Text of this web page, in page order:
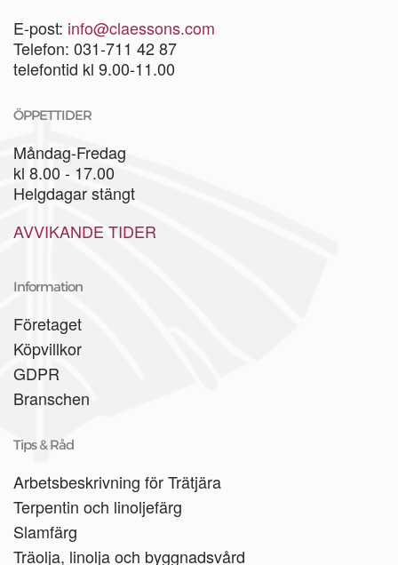
E-post: info@claessons.com
Telefon: 031-711 42 87
telefontid kl 9.00-11.00
ÖPPETTIDER
Måndag-Fredag
kl 8.00 - 17.00
Helgdagar stängt
AVVIKANDE TIDER
Information
Företaget
Köpvillkor
GDPR
Branschen
Tips & Råd
Arbetsbeskrivning för Trätjära
Terpentin och linoljefärg
Slamfärg
Träolja, linolja och byggnadsvård